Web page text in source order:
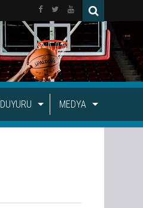
DUYURU MEDYA